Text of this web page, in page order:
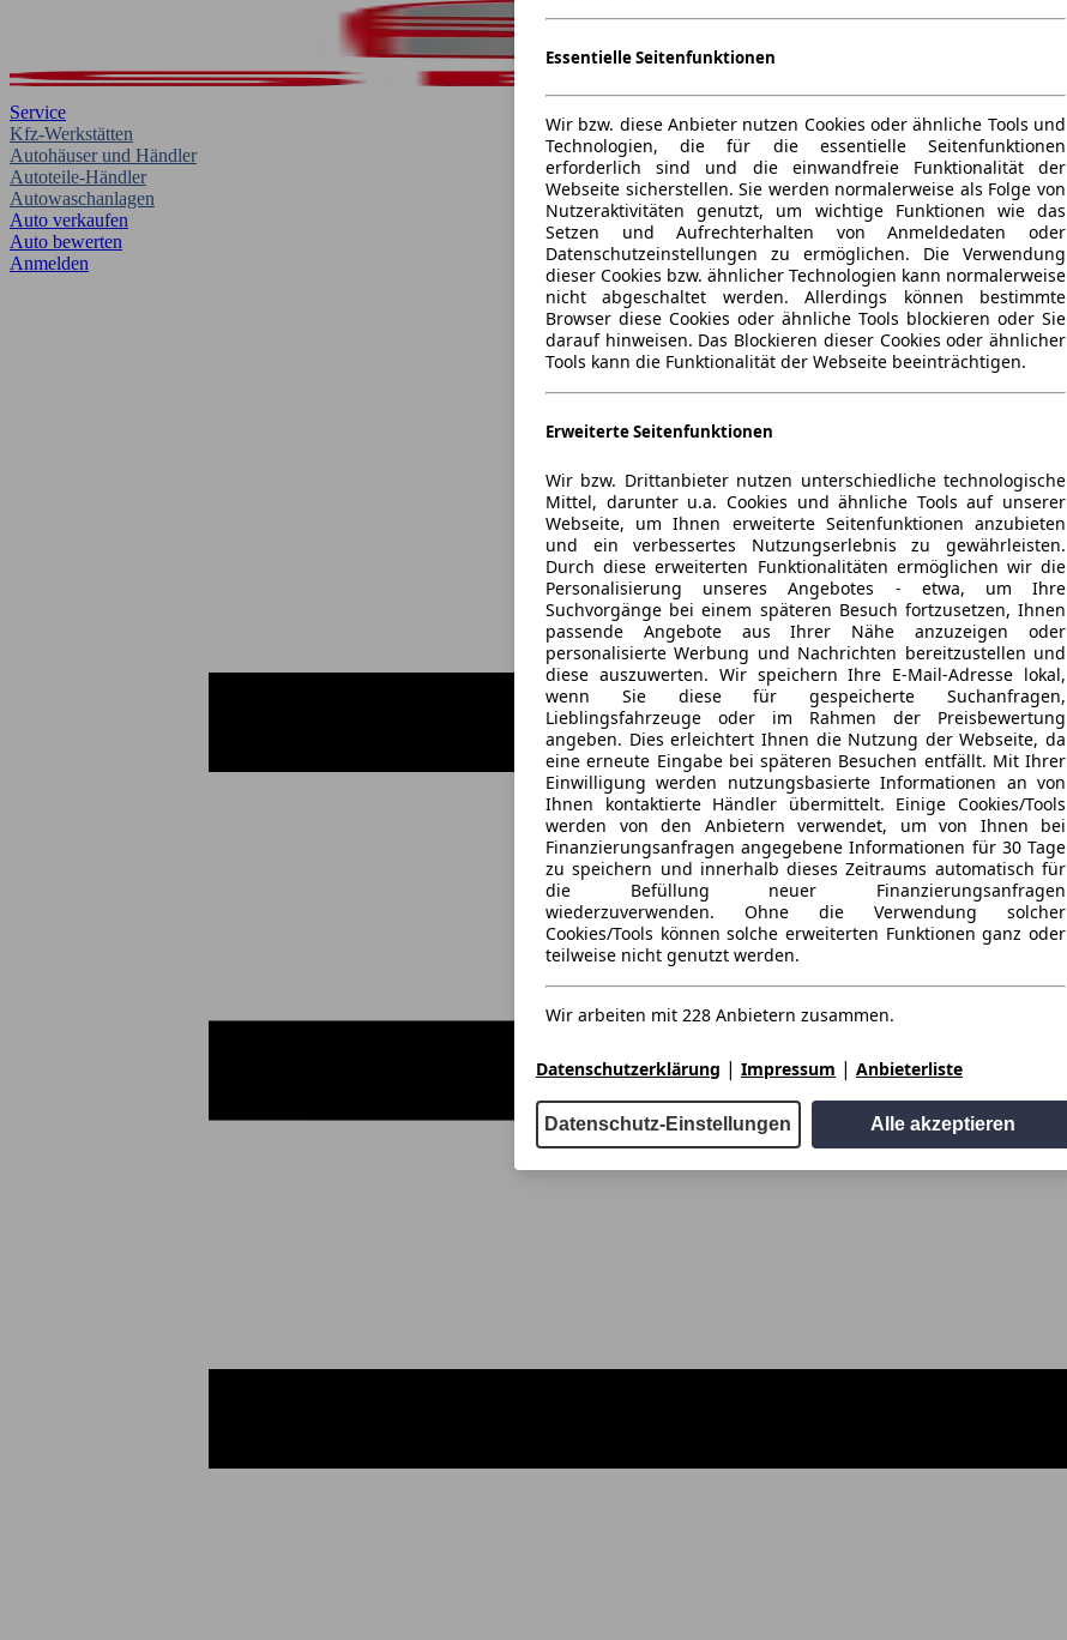
Service
Kfz-Werkstätten
Autohäuser und Händler
Autoteile-Händler
Autowaschanlagen
Auto verkaufen
Auto bewerten
Anmelden
Essentielle Seitenfunktionen
Wir bzw. diese Anbieter nutzen Cookies oder ähnliche Tools und
Technologien, die für die essentielle Seitenfunktionen
erforderlich sind und die einwandfreie Funktionalität der
Webseite sicherstellen. Sie werden normalerweise als Folge von
Nutzeraktivitäten genutzt, um wichtige Funktionen wie das
Setzen und Aufrechterhalten von Anmeldedaten oder
Datenschutzeinstellungen zu ermöglichen. Die Verwendung
dieser Cookies bzw. ähnlicher Technologien kann normalerweise
nicht abgeschaltet werden. Allerdings können bestimmte
Browser diese Cookies oder ähnliche Tools blockieren oder Sie
darauf hinweisen. Das Blockieren dieser Cookies oder ähnlicher
Tools kann die Funktionalität der Webseite beeinträchtigen.
Erweiterte Seitenfunktionen
Wir bzw. Drittanbieter nutzen unterschiedliche technologische
Mittel, darunter u.a. Cookies und ähnliche Tools auf unserer
Webseite, um Ihnen erweiterte Seitenfunktionen anzubieten
und ein verbessertes Nutzungserlebnis zu gewährleisten.
Durch diese erweiterten Funktionalitäten ermöglichen wir die
Personalisierung unseres Angebotes - etwa, um Ihre
Suchvorgänge bei einem späteren Besuch fortzusetzen, Ihnen
passende Angebote aus Ihrer Nähe anzuzeigen oder
personalisierte Werbung und Nachrichten bereitzustellen und
diese auszuwerten. Wir speichern Ihre E-Mail-Adresse lokal,
wenn Sie diese für gespeicherte Suchanfragen,
Lieblingsfahrzeuge oder im Rahmen der Preisbewertung
angeben. Dies erleichtert Ihnen die Nutzung der Webseite, da
eine erneute Eingabe bei späteren Besuchen entfällt. Mit Ihrer
Einwilligung werden nutzungsbasierte Informationen an von
Ihnen kontaktierte Händler übermittelt. Einige Cookies/Tools
werden von den Anbietern verwendet, um von Ihnen bei
Finanzierungsanfragen angegebene Informationen für 30 Tage
zu speichern und innerhalb dieses Zeitraums automatisch für
die Befüllung neuer Finanzierungsanfragen
wiederzuverwenden. Ohne die Verwendung solcher
Cookies/Tools können solche erweiterten Funktionen ganz oder
teilweise nicht genutzt werden.
Wir arbeiten mit 228 Anbietern zusammen.
Datenschutzerklärung | Impressum | Anbieterliste
Datenschutz-Einstellungen Alle akzeptieren